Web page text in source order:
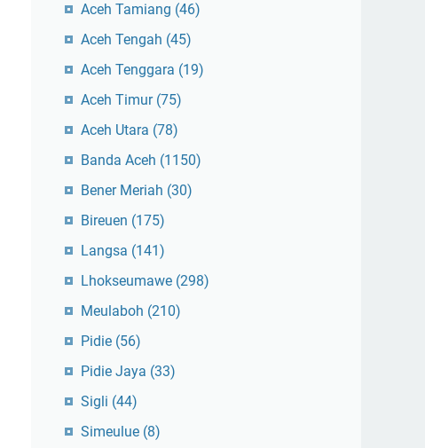
Aceh Tamiang (46)
Aceh Tengah (45)
Aceh Tenggara (19)
Aceh Timur (75)
Aceh Utara (78)
Banda Aceh (1150)
Bener Meriah (30)
Bireuen (175)
Langsa (141)
Lhokseumawe (298)
Meulaboh (210)
Pidie (56)
Pidie Jaya (33)
Sigli (44)
Simeulue (8)